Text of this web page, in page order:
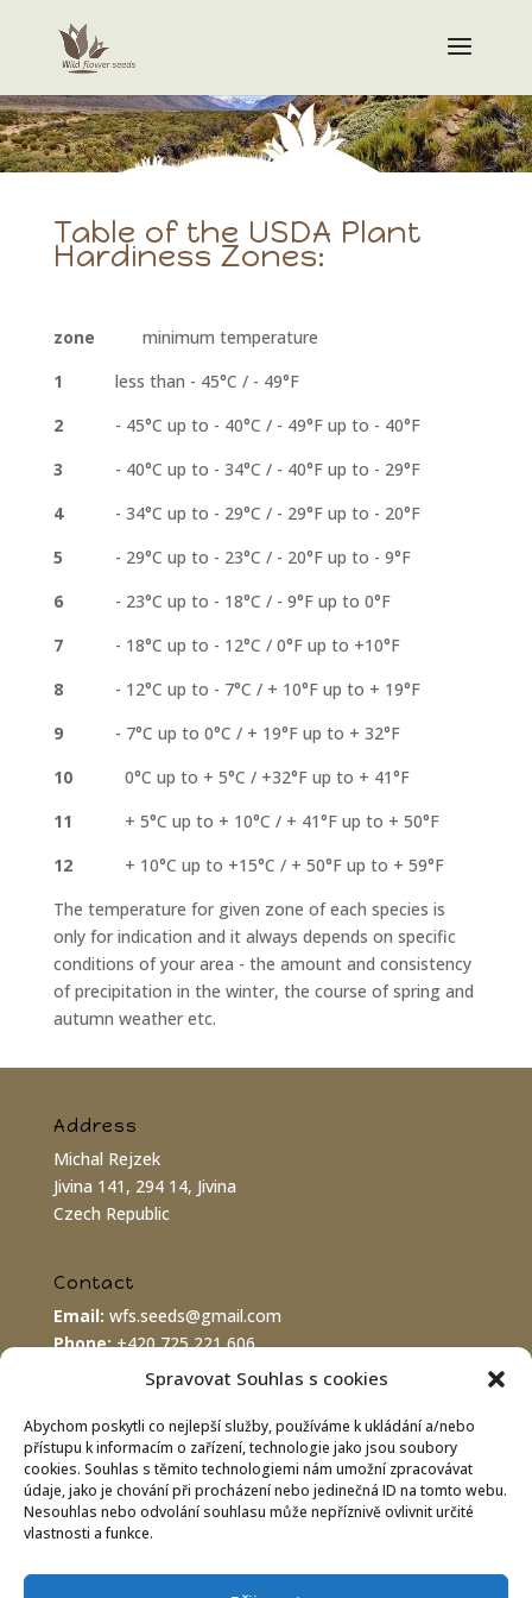
Spravovat Souhlas s cookies
Abychom poskytli co nejlepší služby, používáme k ukládání a/nebo
přístupu k informacím o zařízení, technologie jako jsou soubory
cookies. Souhlas s těmito technologiemi nám umožní zpracovávat
údaje, jako je chování při procházení nebo jedinečná ID na tomto webu.
Nesouhlas nebo odvolání souhlasu může nepříznivě ovlivnit určité
vlastnosti a funkce.
Table of the USDA Plant
Hardiness Zones:
zone
minimum temperature
1
less than - 45°C / - 49°F
2- 45°C up to - 40°C / - 49°F up to - 40°F
3
- 40°C up to - 34°C / - 40°F up to - 29°F
4- 34°C up to - 29°C / - 29°F up to - 20°F
5 - 29°C up to - 23°C / - 20°F up to - 9°F
6- 23°C up to - 18°C / - 9°F up to 0°F
7- 18°C up to - 12°C / 0°F up to +10°F
8- 12°C up to - 7°C / + 10°F up to + 19°F
9- 7°C up to 0°C / + 19°F up to + 32°F
10
0°C up to + 5°C / +32°F up to + 41°F
11 + 5°C up to + 10°C / + 41°F up to + 50°F
12+ 10°C up to +15°C / + 50°F up to + 59°F
The temperature for given zone of each species is
only for indication and it always depends on specific
conditions of your area - the amount and consistency
of precipitation in the winter, the course of spring and
autumn weather etc.
Address
Michal Rejzek
Jivina 141, 294 14, Jivina
Czech Republic
Contact
Email: wfs.seeds@gmail.com
Phone:+420 725 221 606
wfs.seeds@gmail.com
Bank connection
IBAN:CZ8620100000002800070575
BIC/SWIFT:FIOBCZPPXXX
Fio banka a.s., Praha 1